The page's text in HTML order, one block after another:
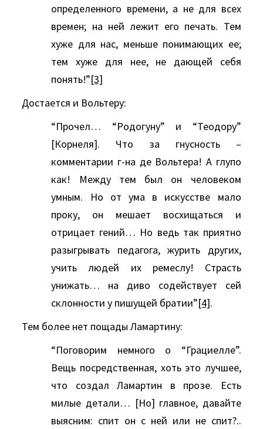
определенного времени, а не для всех
времен; на ней лежит его печать. Тем
хуже для нас, меньше понимающих ее;
тем хуже для нее, не дающей себя
понять!”[3]
Достается и Вольтеру:
“Прочел… “Родогуну” и “Теодору”
[Корнеля]. Что за гнусность –
комментарии г-на де Вольтера! А глупо
как! Между тем был он человеком
умным. Но от ума в искусстве мало
проку, он мешает восхищаться и
отрицает гений… Но ведь так приятно
разыгрывать педагога, журить других,
учить людей их ремеслу! Страсть
унижать… на диво содействует сей
склонности у пишущей братии”[4].
Тем более нет пощады Ламартину:
“Поговорим немного о “Грациелле”.
Вещь посредственная, хоть это лучшее,
что создал Ламартин в прозе. Есть
милые детали… [Но] главное, давайте
выясним: спит он с ней или не спит?..